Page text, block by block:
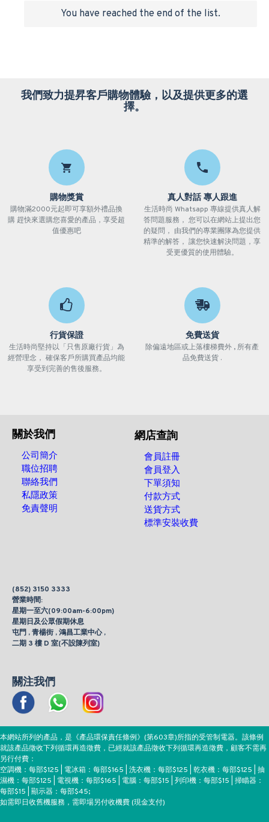
You have reached the end of the list.
我們致力提昇客戶購物體驗，以及提供更多的選
擇。
購物獎賞
購物滿2000元起即可享額外禮品換
購 趕快來選購您喜愛的產品，享受超
值優惠吧
真人對話 專人跟進
生活時尚 Whatsapp 專線提供真人解
答問題服務， 您可以在網站上提出您
的疑問， 由我們的專業團隊為您提供
精準的解答， 讓您快速解決問題，享
受更優質的使用體驗。
行貨保證
生活時尚堅持以「只售原廠行貨」為
經營理念， 確保客戶所購買產品均能
享受到完善的售後服務。
免費送貨
除偏遠地區或上落樓梯費外 , 所有產
品免費送貨 .
關於我們
公司簡介
職位招聘
聯絡我們
私隱政策
免責聲明
網店查詢
會員註冊
會員登入
下單須知
付款方式
送貨方式
標準安裝收費
(852) 3150 3333
營業時間:
星期一至六(09:00am-6:00pm)
星期日及公眾假期休息
屯門 , 青楊街 , 鴻昌工業中心 ,
二期 3 樓 D 室(不設陳列室)
關注我們
本網站所列的產品，是《產品環保責任條例》(第603章)所指的受管制電器。該條例
就該產品徵收下列循環再造徵費，已經就該產品徵收下列循環再造徵費，顧客不需再
另行付費：
空調機：每部$125 | 電冰箱：每部$165 | 洗衣機：每部$125 | 乾衣機：每部$125 | 抽
濕機：每部$125 | 電視機：每部$165 | 電腦：每部$15 | 列印機：每部$15 | 掃瞄器：
每部$15 | 顯示器：每部$45;
如需即日收舊機服務，需即場另付收機費 (現金支付)